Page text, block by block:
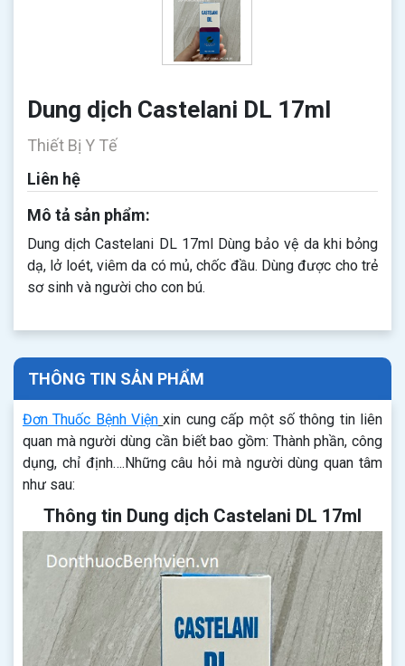
Dung dịch Castelani DL 17ml
Thiết Bị Y Tế
Liên hệ
Mô tả sản phẩm:
Dung dịch Castelani DL 17ml Dùng bảo vệ da khi bỏng
dạ, lở loét, viêm da có mủ, chốc đầu. Dùng được cho trẻ
sơ sinh và người cho con bú.
THÔNG TIN SẢN PHẨM
Đơn Thuốc Bệnh Viện xin cung cấp một số thông tin liên
quan mà người dùng cần biết bao gồm: Thành phần, công
dụng, chỉ định….Những câu hỏi mà người dùng quan tâm
như sau:
Thông tin Dung dịch Castelani DL 17ml